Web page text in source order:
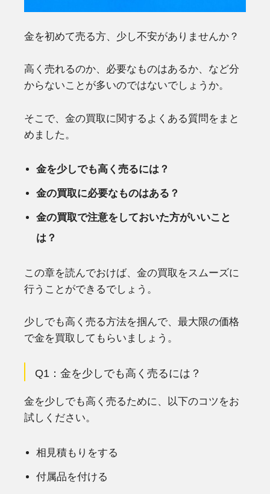
金を初めて売る方、少し不安がありませんか？
高く売れるのか、必要なものはあるか、など分
からないことが多いのではないでしょうか。
そこで、金の買取に関するよくある質問をまと
めました。
金を少しでも高く売るには？
金の買取に必要なものはある？
金の買取で注意をしておいた方がいいこと
は？
この章を読んでおけば、金の買取をスムーズに
行うことができるでしょう。
少しでも高く売る方法を掴んで、最大限の価格
で金を買取してもらいましょう。
Q1：金を少しでも高く売るには？
金を少しでも高く売るために、以下のコツをお
試しください。
相見積もりをする
付属品を付ける